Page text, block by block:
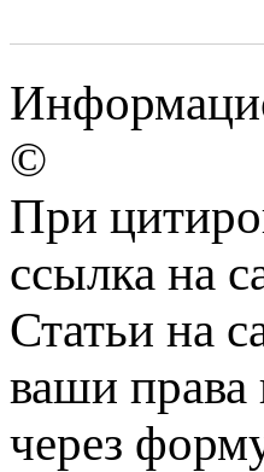
©
При
ссылка на
Статьи на
ваши права
через